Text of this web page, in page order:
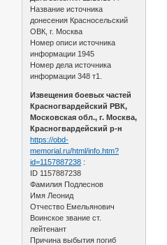
Название источника
донесения Красносельский
ОВК, г. Москва
Номер описи источника
информации 1945
Номер дела источника
информации 348 т1.
Извещения боевых частей
Красногвардейский РВК,
Московская обл., г. Москва,
Красногвардейский р-н
https://obd-
memorial.ru/html/info.htm?
id=1157887238 :
ID 1157887238
Фамилия Подлеснов
Имя Леонид
Отчество Емельянович
Воинское звание ст.
лейтенант
Причина выбытия погиб